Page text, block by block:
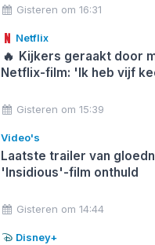
Gisteren om 16:31
Netflix
🔥 Kijkers geraakt door
Netflix-film: 'Ik heb vijf
Gisteren om 15:39
Video's
Laatste trailer van
'Insidious'-film onthuld
Gisteren om 14:44
Disney+